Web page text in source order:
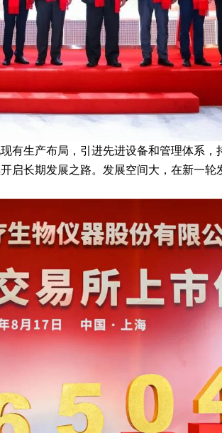
有生产布局，引进先进设备和管理体系，
启长期发展之路。发展空间大，在新一轮